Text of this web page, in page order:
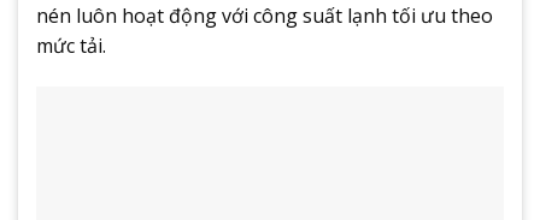
nén luôn hoạt động với công suất lạnh tối ưu theo
mức tải.